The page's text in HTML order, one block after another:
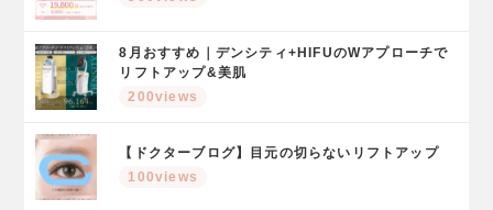
8月おすすめ｜デンシティ+HIFUのWアプローチで
リフトアップ&美肌
200views
【ドクターブログ】目元の切らないリフトアップ
100views